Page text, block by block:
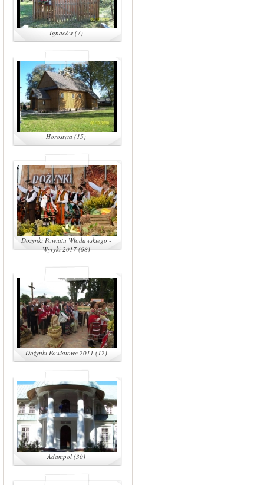
Ignaców (7)
Horostyta (15)
Dożynki Powiatu Włodawskiego -
Wyryki 2017 (68)
Dożynki Powiatowe 2011 (12)
Adampol (30)